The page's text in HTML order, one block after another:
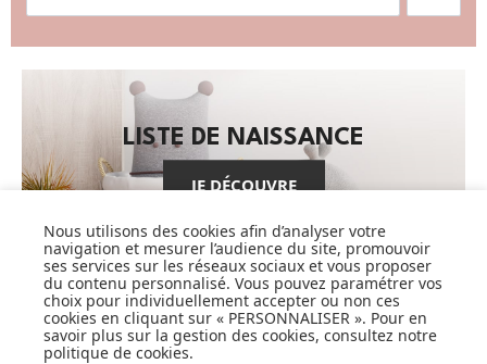
LISTE DE NAISSANCE
JE DÉCOUVRE
CARTES CADEAUX
Nous utilisons des cookies afin d’analyser votre
navigation et mesurer l’audience du site, promouvoir
ses services sur les réseaux sociaux et vous proposer
du contenu personnalisé. Vous pouvez paramétrer vos
choix pour individuellement accepter ou non ces
cookies en cliquant sur « PERSONNALISER ». Pour en
savoir plus sur la gestion des cookies, consultez notre
politique de cookies.